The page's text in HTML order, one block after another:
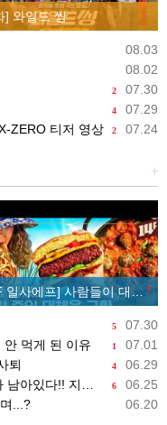
] 와일드 씽
08.03
08.02
2 07.30
4 07.29
2 07.24
ZERO 티저 영상
+
1
에프] 사람들이 대체육을 안 먹게 된 이유
5 07.30
1 07.01
먹게 된 이유
4 06.29
퇴
6 06.25
금부터 시작이야!!
06.20
...?